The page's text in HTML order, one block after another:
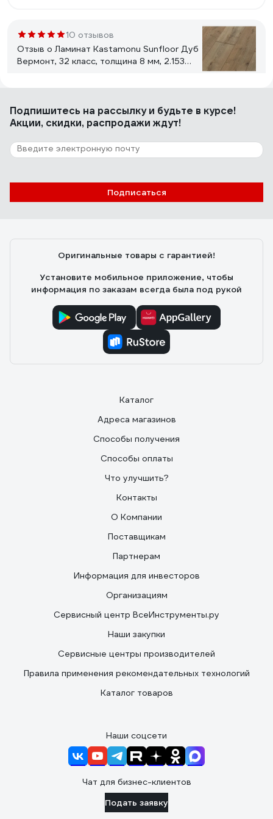
10 отзывов
Отзыв о Ламинат Kastamonu Sunfloor Дуб
Вермонт, 32 класс, толщина 8 мм, 2.153
Низкая цена Влагостойкий. Красивая фактура дерева
Реалистичный рисунок
Отзыв о Ламинат Kronopol Senso Aurum
Дуб Латино, 33 класс, толщина 10 мм, 1.316
кв.м 126736
Подпишитесь на рассылкуи будьте в курсе!
Акции, скидки, распродажи ждут!
Подписаться
Оригинальные товары с гарантией!
Установите мобильное приложение, чтобы
информация по заказам всегда была под рукой
Каталог
Адреса магазинов
Способы получения
Способы оплаты
Что улучшить?
Контакты
О Компании
Поставщикам
Партнерам
Информация для инвесторов
Организациям
Сервисный центр ВсеИнструменты.ру
Наши закупки
Сервисные центры производителей
Правила применения рекомендательных технологий
Каталог товаров
Наши соцсети
Чат для бизнес-клиентов
Подать заявку